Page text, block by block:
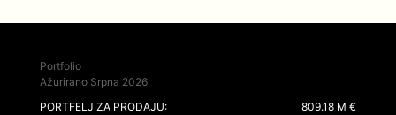
Portfolio
Ažurirano Srpna 2026
PORTFELJ ZA PRODAJU:
809.18 M €